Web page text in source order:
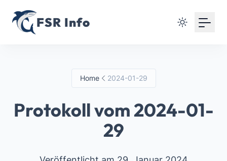
FSR Info
Home 2024-01-29
Protokoll vom 2024-01-
29